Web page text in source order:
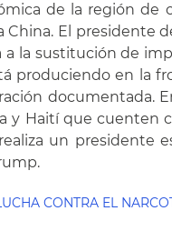
de la región
El presidente
la sustitución de
produciendo en la
documentada.
y Haití que
un presidente
CONTRA EL